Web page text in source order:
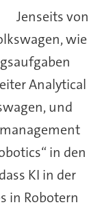
Jenseits von
wie
Analytical
und
in den
KI in der
in Robotern